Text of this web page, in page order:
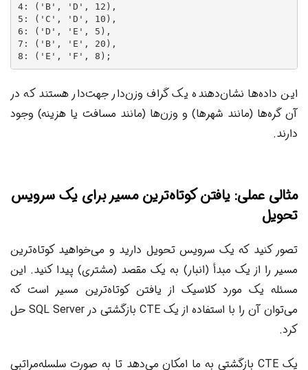
4: ('B', 'D', 12),
5: ('C', 'D', 10),
6: ('D', 'E', 5),
7: ('B', 'E', 20),
این داده‌ها نشان‌دهنده یک گراف وزن‌دار جهت‌دار هستند که در
آن گره‌ها (مانند شهرها) و وزن‌ها (مانند مسافت یا هزینه) وجود
دارند.
مثالی عملی: یافتن کوتاه‌ترین مسیر برای یک سرویس
تحویل
تصور کنید که یک سرویس تحویل دارید و می‌خواهید کوتاه‌ترین
مسیر را از یک مبدأ (انبار) به یک مقصد (مشتری) پیدا کنید. این
مسئله یک مورد کلاسیک از یافتن کوتاه‌ترین مسیر است که
می‌توان آن را با استفاده از یک CTE بازگشتی در SQL Server حل
کرد.
یک CTE بازگشتی به ما امکان می‌دهد تا به صورت سلسله‌مراتبی